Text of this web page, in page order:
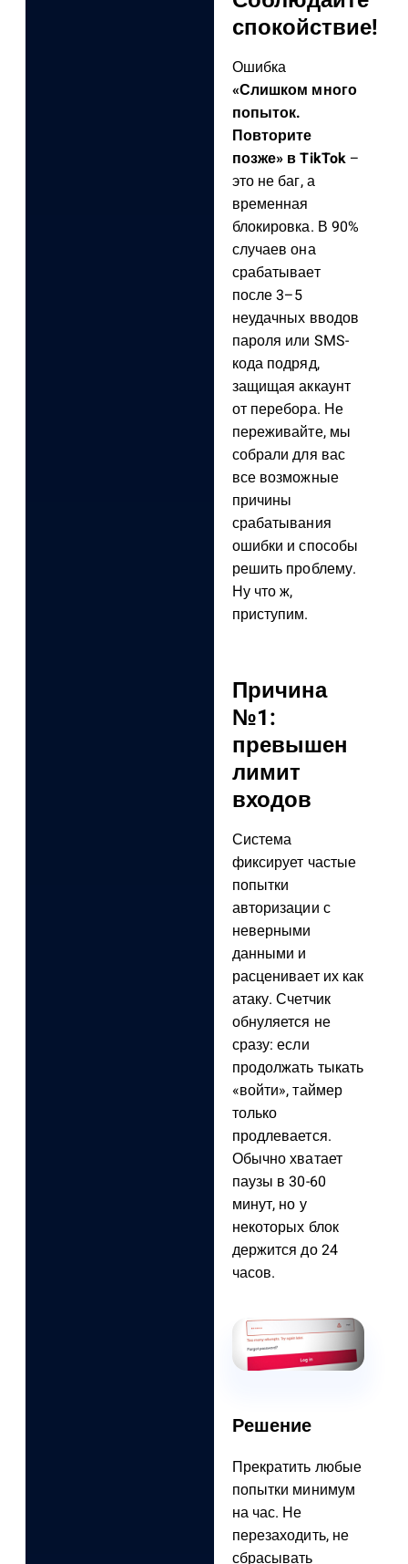
спокойствие!
Ошибка
«Слишком много
попыток.
Повторите
позже» в TikTok –
это не баг, а
временная
блокировка. В 90%
случаев она
срабатывает
после 3–5
неудачных вводов
пароля или SMS-
кода подряд,
защищая аккаунт
от перебора. Не
переживайте, мы
собрали для вас
все возможные
причины
срабатывания
ошибки и способы
решить проблему.
Ну что ж,
приступим.
Причина
№1:
превышен
лимит
входов
Система
фиксирует частые
попытки
авторизации с
неверными
данными и
расценивает их как
атаку. Счетчик
обнуляется не
сразу: если
продолжать тыкать
«войти», таймер
только
продлевается.
Обычно хватает
паузы в 30-60
минут, но у
некоторых блок
держится до 24
часов.
Решение
Прекратить любые
попытки минимум
на час. Не
перезаходить, не
сбрасывать